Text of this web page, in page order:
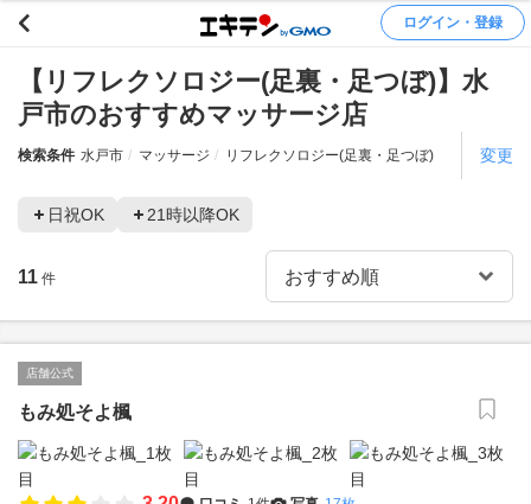
ログイン・登録
【リフレクソロジー(足裏・足つぼ)】水
戸市のおすすめマッサージ店
検索条件 水戸市 マッサージ リフレクソロジー(足裏・足つぼ) 変更
日祝OK 21時以降OK
11 件
店舗公式
もみ処そよ楓